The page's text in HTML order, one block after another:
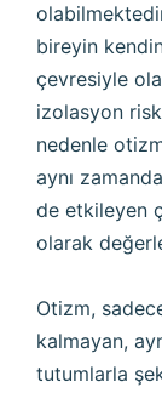
bireyin
çevresiyle
izolasyon
nedenle
aynı
de etkileyen
olarak
Otizm,
kalmayan,
tutumlarla